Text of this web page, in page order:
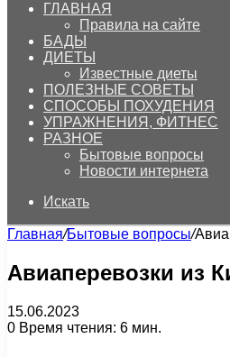
ГЛАВНАЯ
Правила на сайте
БАДЫ
ДИЕТЫ
Известные диеты
ПОЛЕЗНЫЕ СОВЕТЫ
СПОСОБЫ ПОХУДЕНИЯ
УПРАЖНЕНИЯ, ФИТНЕС
РАЗНОЕ
Бытовые вопросы
Новости интернета
Искать
Главная/Бытовые вопросы/
Авиаперевозки из
15.06.2023
0 Время чтения: 6 мин.